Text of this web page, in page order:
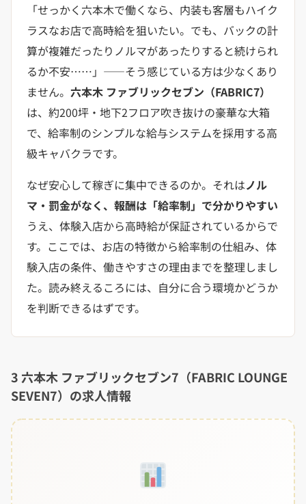
「せっかく六本木で働くなら、内装も客層もハイク
ラスなお店で高時給を狙いたい。でも、バックの計
算が複雑だったりノルマがあったりすると続けられ
るか不安……」——そう感じている方は少なくあり
ません。六本木 ファブリックセブン（FABRIC7）
は、約200坪・地下2フロア吹き抜けの豪華な大箱
で、給率制のシンプルな給与システムを採用する高
級キャバクラです。
なぜ安心して稼ぎに集中できるのか。それはノル
マ・罰金がなく、報酬は「給率制」で分かりやすい
うえ、体験入店から高時給が保証されているからで
す。ここでは、お店の特徴から給率制の仕組み、体
験入店の条件、働きやすさの理由までを整理しまし
た。読み終えるころには、自分に合う環境かどうか
を判断できるはずです。
3 六本木 ファブリックセブン7（FABRIC LOUNGE
SEVEN7）の求人情報